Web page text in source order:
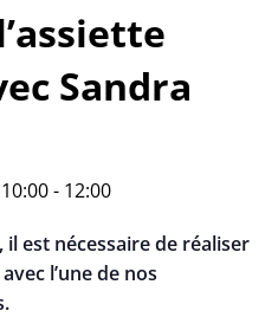
Sandra
- 12:00
est nécessaire de réaliser
l’une de nos